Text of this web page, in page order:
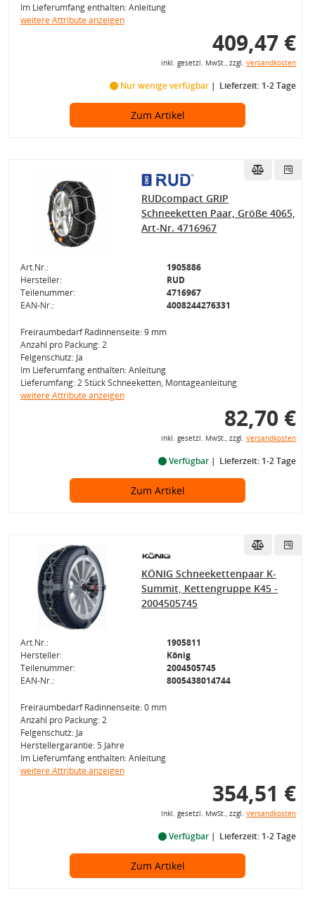
Im Lieferumfang enthalten: Anleitung
weitere Attribute anzeigen
409,47 €
inkl. gesetzl. MwSt., zzgl. Versandkosten
Nur wenige verfügbar Lieferzeit: 1-2 Tage
Zum Artikel
RUDcompact GRIP
Schneeketten Paar, Größe 4065,
Art-Nr. 4716967
Art.Nr.:
1905886
Hersteller:
RUD
Teilenummer:
4716967
EAN-Nr.:
4008244276331
Freiraumbedarf Radinnenseite: 9 mm
Anzahl pro Packung: 2
Felgenschutz: Ja
Im Lieferumfang enthalten: Anleitung
Lieferumfang: 2 Stück Schneeketten, Montageanleitung
weitere Attribute anzeigen
82,70 €
inkl. gesetzl. MwSt., zzgl. Versandkosten
Verfügbar Lieferzeit: 1-2 Tage
Zum Artikel
KÖNIG Schneekettenpaar K-
Summit, Kettengruppe K45 -
2004505745
Art.Nr.:
1905811
Hersteller:
König
Teilenummer:
2004505745
EAN-Nr.:
8005438014744
Freiraumbedarf Radinnenseite: 0 mm
Anzahl pro Packung: 2
Felgenschutz: Ja
Herstellergarantie: 5 Jahre
Im Lieferumfang enthalten: Anleitung
weitere Attribute anzeigen
354,51 €
inkl. gesetzl. MwSt., zzgl. Versandkosten
Verfügbar Lieferzeit: 1-2 Tage
Zum Artikel